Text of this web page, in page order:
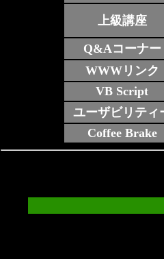
上級講座
Q&Aコーナー
WWWリンク
VB Script
ユーザビリティ
Coffee Brake